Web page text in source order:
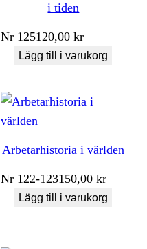
i tiden
Nr 125120,00kr
Lägg till i varukorg
Arbetarhistoria i världen
Nr 122-123150,00kr
Lägg till i varukorg